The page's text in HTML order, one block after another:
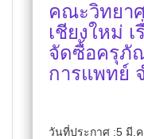
คณะวิทยา
เชียงใหม่
จัดซื้อครุภั
การแพทย์
วันที่ประกาศ :5 มี.ค